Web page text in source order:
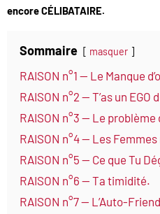
encore CÉLIBATAIRE.
Sommaire masquer
RAISON n°1 — Le Manque
RAISON n°2 — T’as un EGO
RAISON n°3 — Le problème
RAISON n°4 — Les
RAISON n°5 — Ce que Tu
RAISON n°6 — Ta timidité.
RAISON n°7 — L’Auto-